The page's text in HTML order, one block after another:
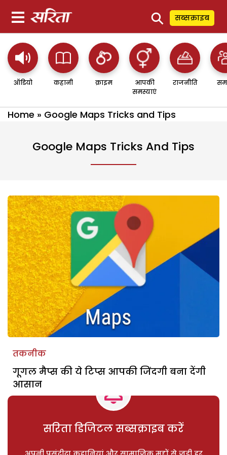
⚲ सब्सक्राइब
ऑडियो कहानी क्राइम
आपकी
समस्याएं
राजनीति
Home » Google Maps Tricks and Tips
Google Maps Tricks And Tips
तकनीक
गूगल मैप्स की ये टिप्स आपकी जिंदगी बना देंगी
आसान
सरिता डिजिटल सब्सक्राइब करें